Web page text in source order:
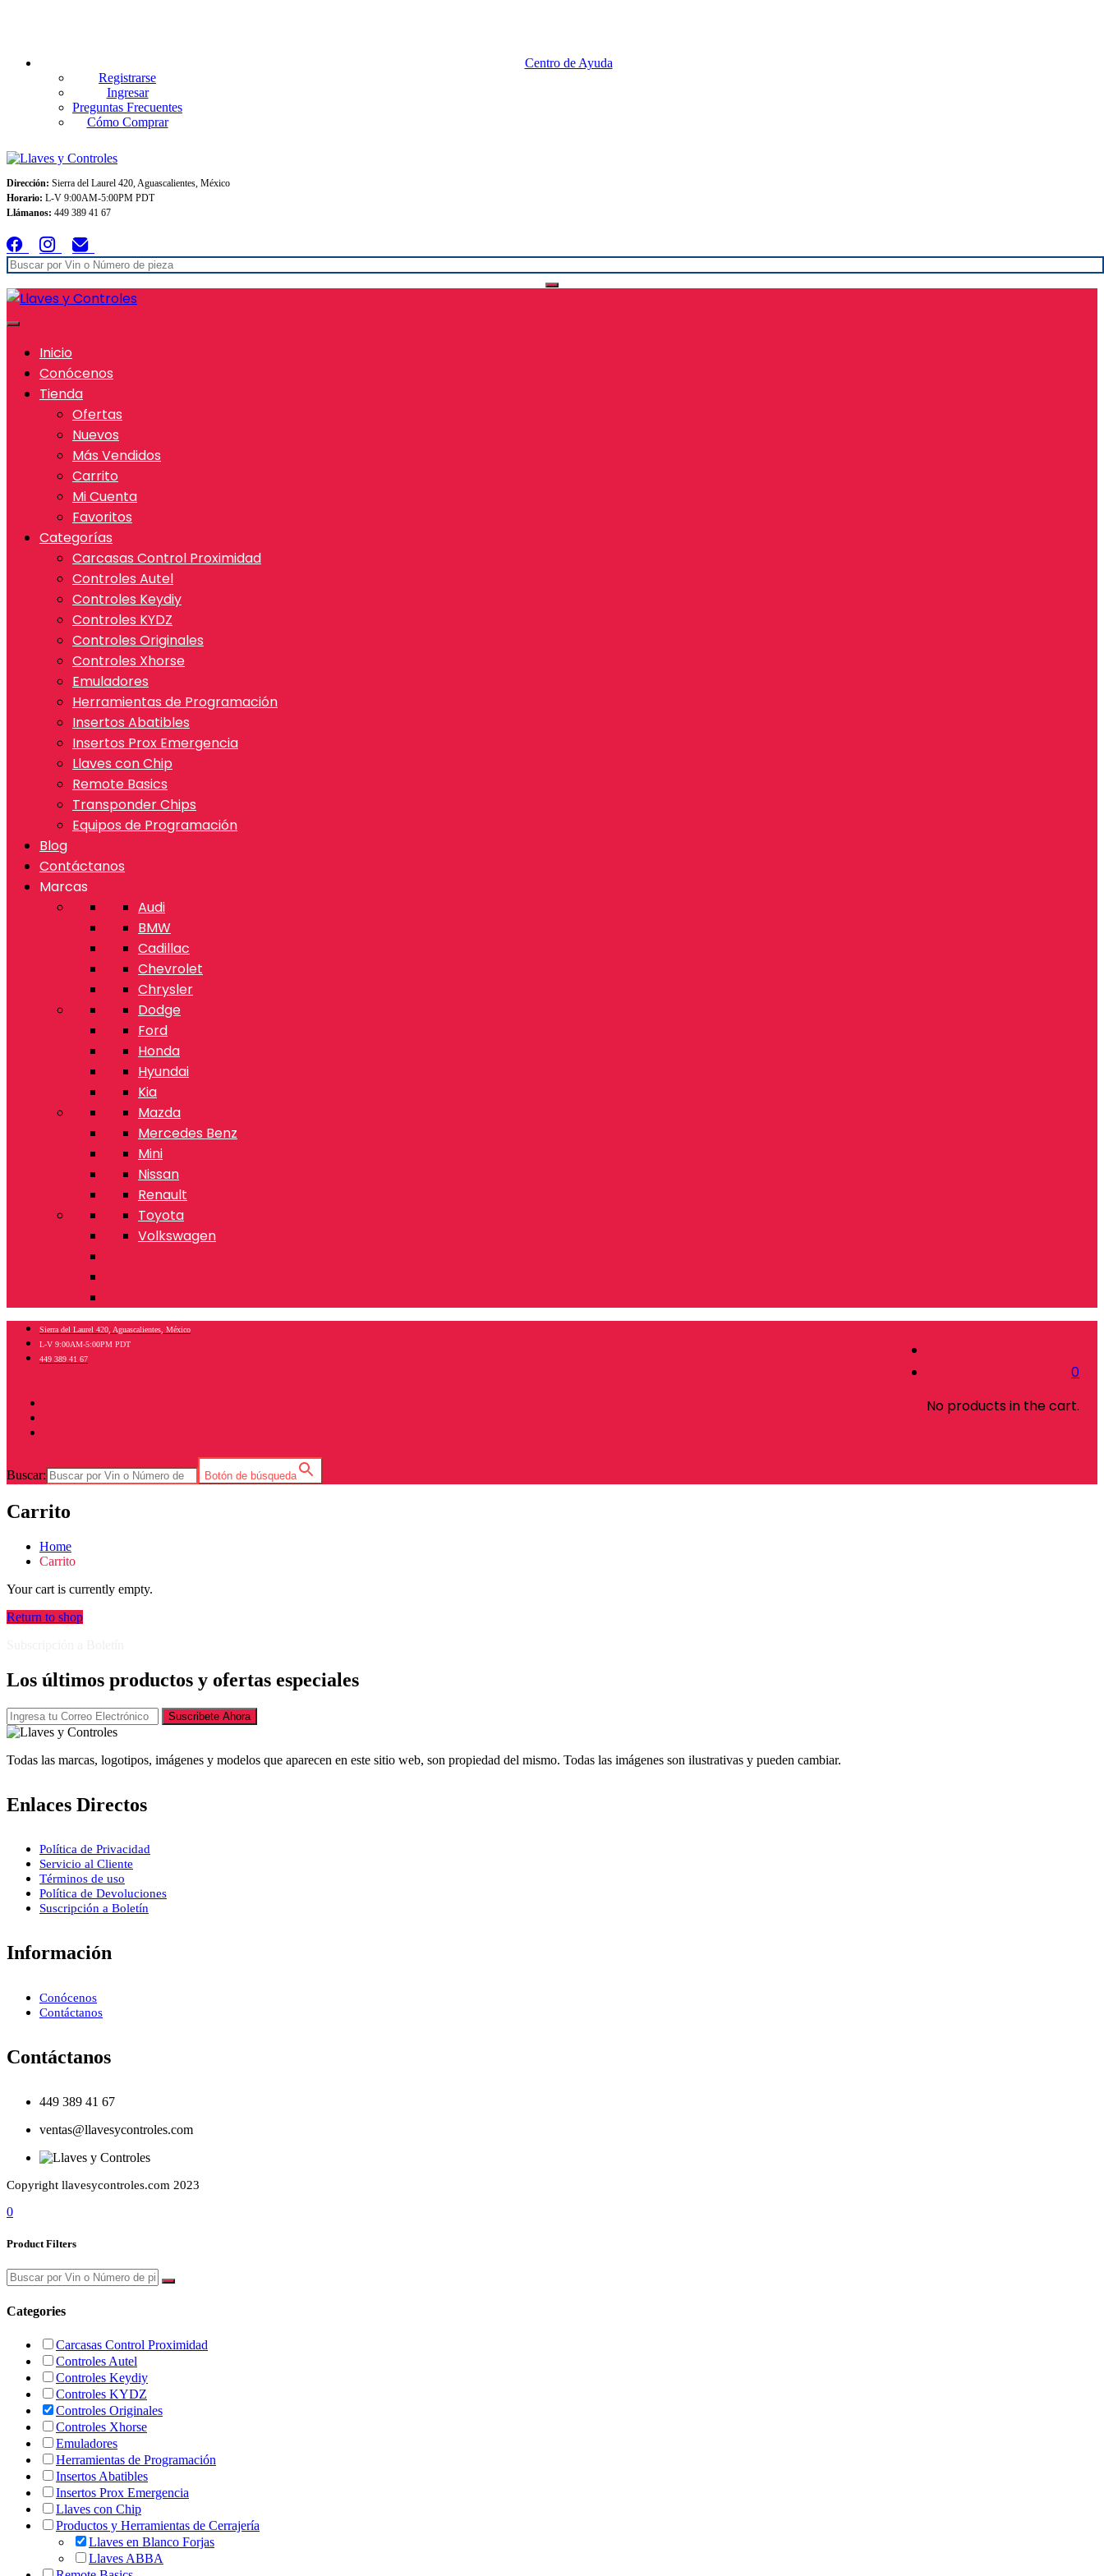
Centro de Ayuda
Registrarse
Ingresar
Preguntas Frecuentes
Cómo Comprar
Dirección: Sierra del Laurel 420, Aguascalientes, México
Horario: L-V 9:00AM-5:00PM PDT
Llámanos: 449 389 41 67
Inicio
Conócenos
Tienda
Ofertas
Nuevos
Más Vendidos
Carrito
Mi Cuenta
Favoritos
Categorías
Carcasas Control Proximidad
Controles Autel
Controles Keydiy
Controles KYDZ
Controles Originales
Controles Xhorse
Emuladores
Herramientas de Programación
Insertos Abatibles
Insertos Prox Emergencia
Llaves con Chip
Remote Basics
Transponder Chips
Equipos de Programación
Blog
Contáctanos
Marcas
Audi
BMW
Cadillac
Chevrolet
Chrysler
Dodge
Ford
Honda
Hyundai
Kia
Mazda
Mercedes Benz
Mini
Nissan
Renault
Toyota
Volkswagen
0
No products in the cart.
Sierra del Laurel 420, Aguascalientes, México
L-V 9:00AM-5:00PM PDT
449 389 41 67
Buscar: Botón de búsqueda
Carrito
Home
Carrito
Your cart is currently empty.
Return to shop
Los últimos productos y ofertas especiales
Suscribete Ahora
Todas las marcas, logotipos, imágenes y modelos que aparecen en este sitio web, son propiedad del mismo. Todas las imágenes son ilustrativas y pueden cambiar.
Enlaces Directos
Política de Privacidad
Servicio al Cliente
Términos de uso
Política de Devoluciones
Suscripción a Boletín
Información
Conócenos
Contáctanos
Contáctanos
449 389 41 67
ventas@llavesycontroles.com
Copyright llavesycontroles.com 2023
0
Product Filters
Categories
Carcasas Control Proximidad
Controles Autel
Controles Keydiy
Controles KYDZ
Controles Originales
Controles Xhorse
Emuladores
Herramientas de Programación
Insertos Abatibles
Insertos Prox Emergencia
Llaves con Chip
Productos y Herramientas de Cerrajería
Llaves en Blanco Forjas
Llaves ABBA